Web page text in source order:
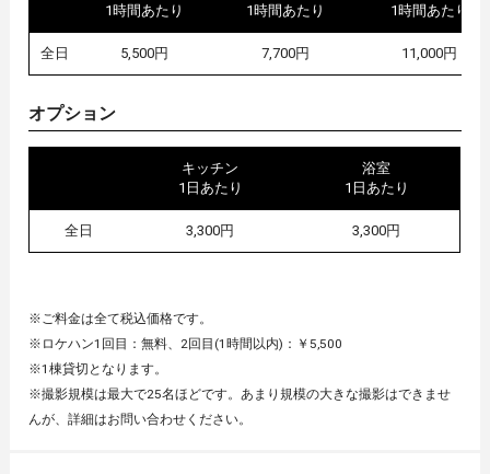
1時間あたり
1時間あたり
1時間あたり
全日 5,500円 7,700円 11,000円
オプション
キッチン
1日あたり
浴室
1日あたり
全日 3,300円 3,300円
※ご料金は全て税込価格です。
※ロケハン1回目：無料、2回目(1時間以内)：￥5,500
※1棟貸切となります。
※撮影規模は最大で25名ほどです。あまり規模の大きな撮影はできませ
んが、詳細はお問い合わせください。